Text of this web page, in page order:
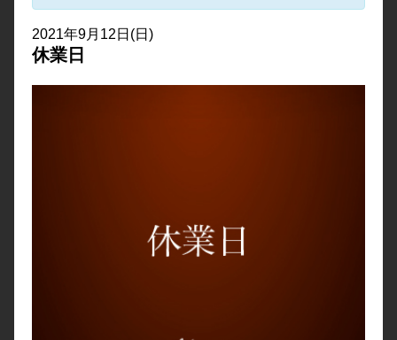
2021年9月12日(日)
休業日